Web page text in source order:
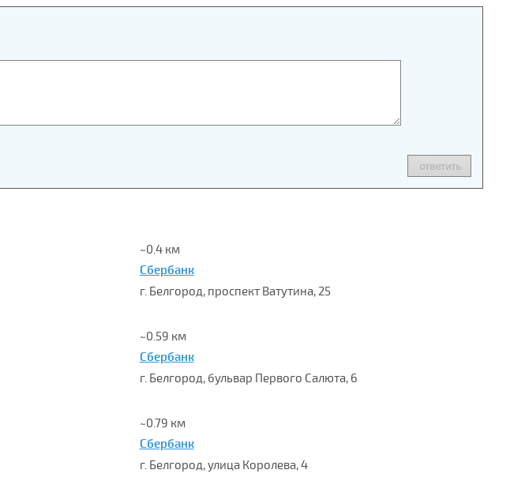
~0.4 км
Сбербанк
г. Белгород, проспект Ватутина, 25
~0.59 км
Сбербанк
г. Белгород, бульвар Первого Салюта, 6
~0.79 км
Сбербанк
г. Белгород, улица Королева, 4